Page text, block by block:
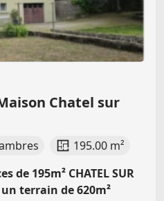
Chatel sur
195.00 m²
de 195m² CHATEL SUR
un terrain de 620m²